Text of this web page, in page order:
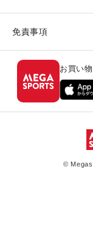
免責事項
お買い
©